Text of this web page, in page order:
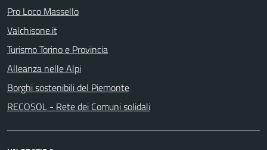
Pro Loco Massello
Valchisone.it
Turismo Torino e Provincia
Alleanza nelle Alpi
Borghi sostenibili del Piemonte
RECOSOL - Rete dei Comuni solidali